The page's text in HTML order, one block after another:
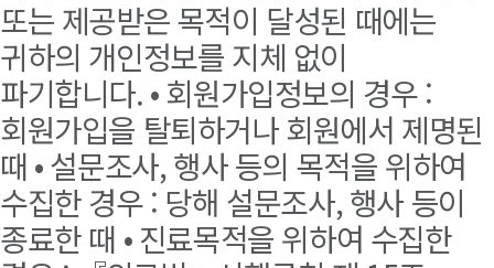
또는 제공받은 목적이 달성된 때에는
귀하의 개인정보를 지체 없이
파기합니다. • 회원가입정보의 경우 :
회원가입을 탈퇴하거나 회원에서 제명된
때 • 설문조사, 행사 등의 목적을 위하여
수집한 경우 : 당해 설문조사, 행사 등이
종료한 때 • 진료목적을 위하여 수집한